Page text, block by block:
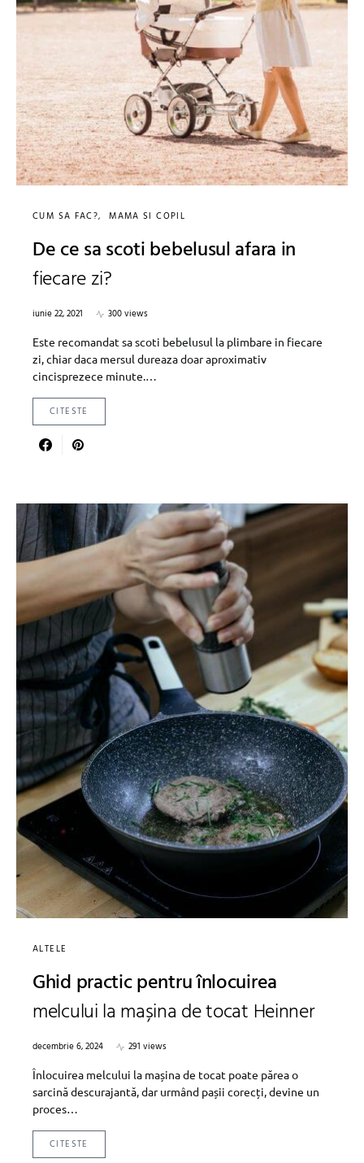
CUM SA FAC? MAMA SI COPIL
De ce sa scoti bebelusul afara in
fiecare zi?
iunie 22, 2021
300 views
Este recomandat sa scoti bebelusul la plimbare in fiecare
zi, chiar daca mersul dureaza doar aproximativ
cincisprezece minute.…
CITESTE
ALTELE
Ghid practic pentru înlocuirea
melcului la mașina de tocat Heinner
decembrie 6, 2024
291 views
Înlocuirea melcului la mașina de tocat poate părea o
sarcină descurajantă, dar urmând pașii corecți, devine un
proces…
CITESTE